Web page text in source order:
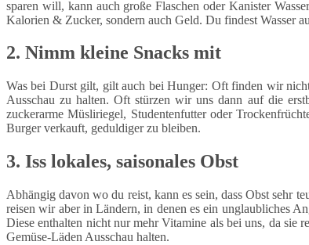
sparen will, kann auch große Flaschen oder Kanister
Kalorien & Zucker, sondern auch Geld. Du findest Wasser
2. Nimm kleine Snacks mit
Was bei Durst gilt, gilt auch bei Hunger: Oft finden wir
Ausschau zu halten. Oft stürzen wir uns dann auf die
zuckerarme Müsliriegel, Studentenfutter oder
Burger verkauft, geduldiger zu bleiben.
3. Iss lokales, saisonales Obst
Abhängig davon wo du reist, kann es sein, dass Obst sehr
reisen wir aber in Ländern, in denen es ein unglaubliches
Diese enthalten nicht nur mehr Vitamine als bei uns, da sie
Gemüse-Läden Ausschau halten.